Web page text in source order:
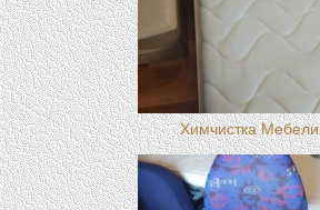
Химчистка Мебели